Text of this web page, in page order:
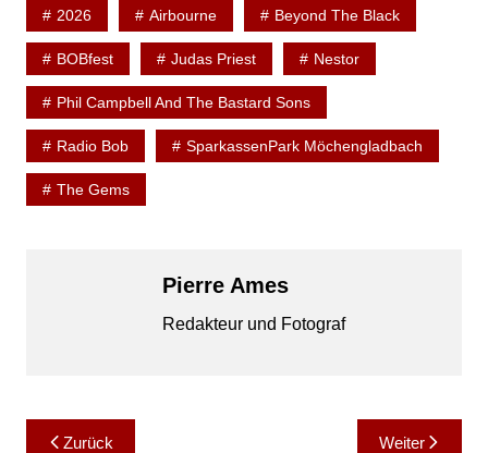
2026 Airbourne Beyond The Black
BOBfest Judas Priest Nestor
Phil Campbell And The Bastard Sons
Radio Bob SparkassenPark Möchengladbach
The Gems
Pierre Ames
Redakteur und Fotograf
Beitragsnavigation
Zurück Weiter